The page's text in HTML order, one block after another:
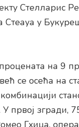
Стелларис
у
на 9
се осећа на
првој згради,